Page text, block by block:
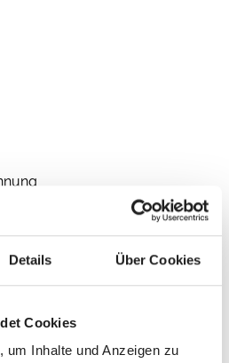
Details Über Cookies
Cookies
um Inhalte und Anzeigen zu